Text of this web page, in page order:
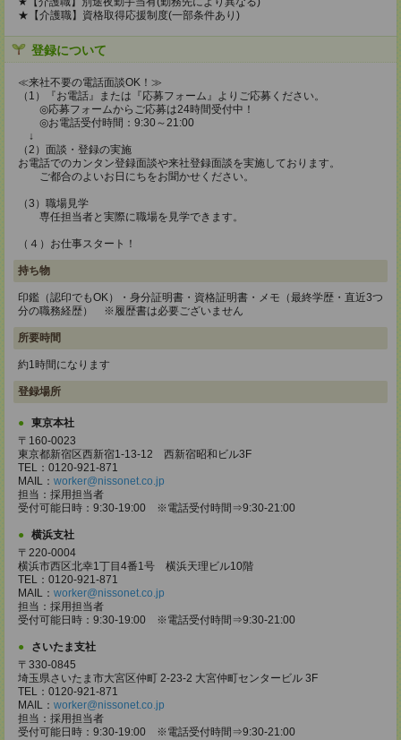
★【介護職】資格取得応援制度(一部条件あり)
登録について
≪来社不要の電話面談OK！≫
（1）『お電話』または『応募フォーム』よりご応募ください。
◎応募フォームからご応募は24時間受付中！
◎お電話受付時間：9:30～21:00
↓
（2）面談・登録の実施
お電話でのカンタン登録面談や来社登録面談を実施しております。
ご都合のよいお日にちをお聞かせください。
（3）職場見学
専任担当者と実際に職場を見学できます。
（４）お仕事スタート！
持ち物
印鑑（認印でもOK）・身分証明書・資格証明書・メモ（最終学歴・直近3つ
分の職務経歴） ※履歴書は必要ございません
所要時間
約1時間になります
登録場所
東京本社
〒160-0023
東京都新宿区西新宿1-13-12 西新宿昭和ビル3F
TEL：0120-921-871
MAIL： worker@nissonet.co.jp
担当：採用担当者
受付可能日時：9:30-19:00 ※電話受付時間⇒9:30-21:00
横浜支社
〒220-0004
横浜市西区北幸1丁目4番1号 横浜天理ビル10階
TEL：0120-921-871
MAIL： worker@nissonet.co.jp
担当：採用担当者
受付可能日時：9:30-19:00 ※電話受付時間⇒9:30-21:00
さいたま支社
〒330-0845
埼玉県さいたま市大宮区仲町 2-23-2 大宮仲町センタービル 3F
TEL：0120-921-871
MAIL： worker@nissonet.co.jp
担当：採用担当者
受付可能日時：9:30-19:00 ※電話受付時間⇒9:30-21:00